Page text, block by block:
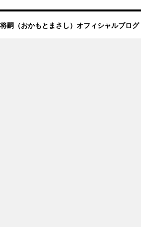
（おかもとまさし）オフィシャルブログ